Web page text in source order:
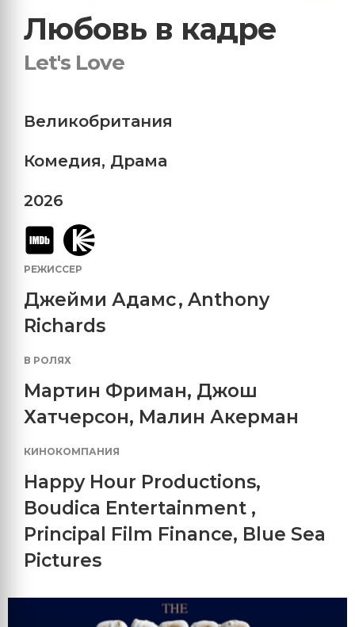
Любовь в кадре
Let's Love
Великобритания
Комедия, Драма
2026
РЕЖИССЕР
Джейми Адамс, Anthony
Richards
В РОЛЯХ
Мартин Фриман, Джош
Хатчерсон, Малин Акерман
КИНОКОМПАНИЯ
Happy Hour Productions,
Boudica Entertainment ,
Principal Film Finance, Blue Sea
Pictures